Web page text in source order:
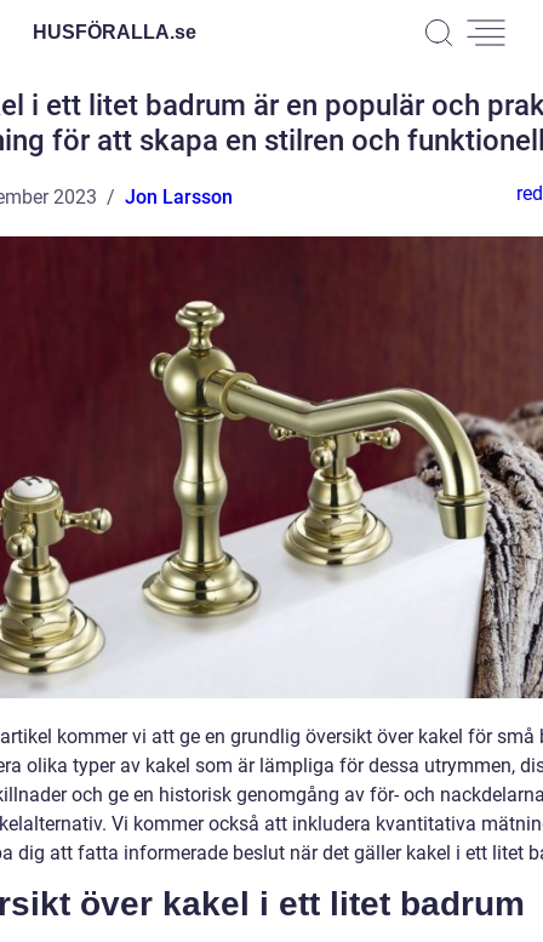
HUSFÖRALLA.se
i ett litet badrum är en populär och
för att skapa en stilren och
2023 Jon Larsson
kommer vi att ge en grundlig översikt över kakel för små
olika typer av kakel som är lämpliga för dessa utrymmen,
och ge en historisk genomgång av för- och
Vi kommer också att inkludera kvantitativa
dig att fatta informerade beslut när det gäller kakel i ett litet
över kakel i ett litet badrum